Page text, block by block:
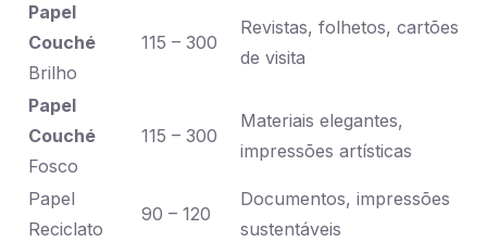
Papel
Couché
Brilho
115 – 300
Revistas, folhetos, cartões
de visita
Papel
Couché
Fosco
115 – 300
Materiais elegantes,
impressões artísticas
Papel
Reciclato
90 – 120
Documentos, impressões
sustentáveis